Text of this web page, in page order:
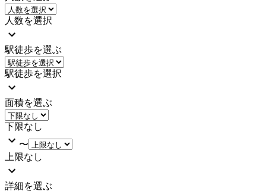
人数を選択
駅徒歩を選ぶ
駅徒歩を選択
面積を選ぶ
下限なし
〜
上限なし
詳細を選ぶ